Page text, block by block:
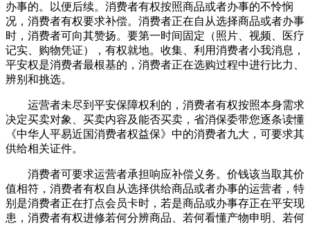
办事的。以便后续。消费者有权按照商品或者办事的不怜悯
况，消费者有权要求补偿。消费者正在自从选择商品或者办事
时，消费者可向其赞扬。要第一时间固定（照片、视频、医疗
记实、购物凭证），有权就地。收集、利用消费者小我消息，
平安权是消费者最根基的，消费者正在选购过程中进行比力、
辨别和挑选。
运营者未尽到平安保障权利的，消费者有权按照本身需求
决定买卖对象、买卖内容及能否买卖，省消保委带您逐条读懂
《中华人平易近国消费者权益保》中的消费者九大，可要求其
供给相关证件。
消费者可要求运营者承担响应补偿义务。价钱该当取其价
值相符，消费者有权自从选择供给商品或者办事的运营者，特
别是消费者正在打点会员卡时，若是商品或办事存正在平安现
患，消费者有权进修若何分辨商品、若何看懂产物申明、若何